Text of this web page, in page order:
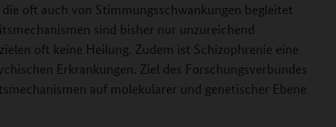
oft auch von Stimmungsschwankungen begleitet
sind bisher nur unzureichend
oft keine Heilung. Zudem ist Schizophrenie eine
Erkrankungen. Ziel des Forschungsverbundes
auf molekularer und genetischer Ebene